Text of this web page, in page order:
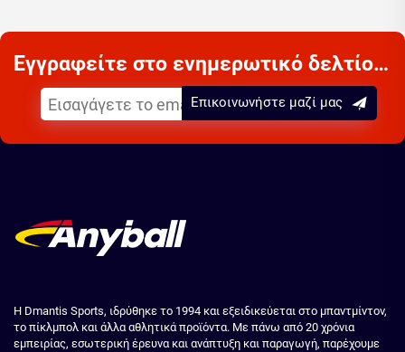
Εγγραφείτε στο ενημερωτικό δελτίο μας
Επικοινωνήστε μαζί μας
Η Dmantis Sports, ιδρύθηκε το 1994 και εξειδικεύεται στο μπαντμίντον,
το πίκλμπολ και άλλα αθλητικά προϊόντα. Με πάνω από 20 χρόνια
εμπειρίας, εσωτερική έρευνα και ανάπτυξη και παραγωγή, παρέχουμε